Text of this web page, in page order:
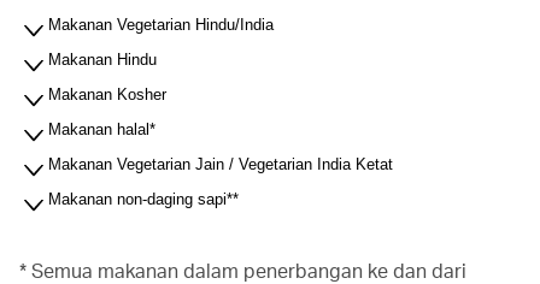
Makanan Vegetarian Hindu/India
Makanan Hindu
Makanan Kosher
Makanan halal*
Makanan Vegetarian Jain / Vegetarian India Ketat
Makanan non-daging sapi**
* Semua makanan dalam penerbangan ke dan dari